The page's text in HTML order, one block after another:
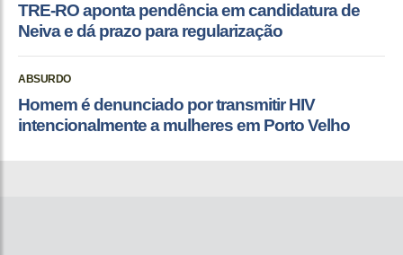
TRE-RO aponta pendência em candidatura de
Neiva e dá prazo para regularização
ABSURDO
Homem é denunciado por transmitir HIV
intencionalmente a mulheres em Porto Velho